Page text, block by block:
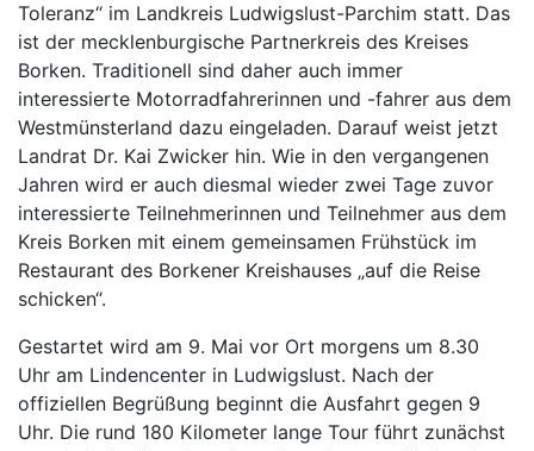
Toleranz“ im Landkreis Ludwigslust-Parchim statt. Das
ist der mecklenburgische Partnerkreis des Kreises
Borken. Traditionell sind daher auch immer
interessierte Motorradfahrerinnen und -fahrer aus dem
Westmünsterland dazu eingeladen. Darauf weist jetzt
Landrat Dr. Kai Zwicker hin. Wie in den vergangenen
Jahren wird er auch diesmal wieder zwei Tage zuvor
interessierte Teilnehmerinnen und Teilnehmer aus dem
Kreis Borken mit einem gemeinsamen Frühstück im
Restaurant des Borkener Kreishauses „auf die Reise
schicken“.
Gestartet wird am 9. Mai vor Ort morgens um 8.30
Uhr am Lindencenter in Ludwigslust. Nach der
offiziellen Begrüßung beginnt die Ausfahrt gegen 9
Uhr. Die rund 180 Kilometer lange Tour führt zunächst